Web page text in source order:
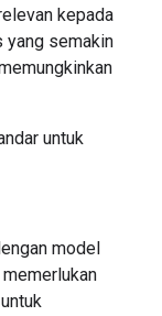
kepada
yang semakin
untuk
model